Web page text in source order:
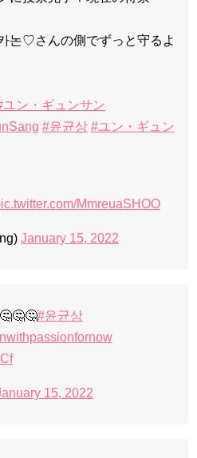
논♡さんの側でずっと守るよ
ユン・ギュンサン
#윤균상 #ユン・ギュン
MmreuaSHOO
January 15, 2022
#윤균상
15, 2022